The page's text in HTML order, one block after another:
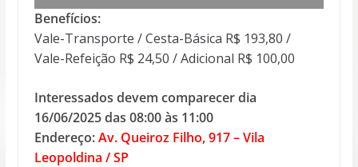
Benefícios:
Vale-Transporte / Cesta-Básica R$ 193,80 /
Vale-Refeição R$ 24,50 / Adicional R$ 100,00
Interessados devem comparecer dia
16/06/2025 das 08:00 às 11:00
Endereço:Av. Queiroz Filho, 917 – Vila
Leopoldina / SP